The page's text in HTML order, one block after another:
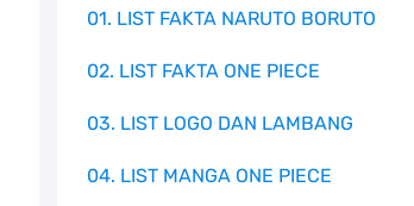
01. LIST FAKTA NARUTO BORUTO
02. LIST FAKTA ONE PIECE
03. LIST LOGO DAN LAMBANG
04. LIST MANGA ONE PIECE